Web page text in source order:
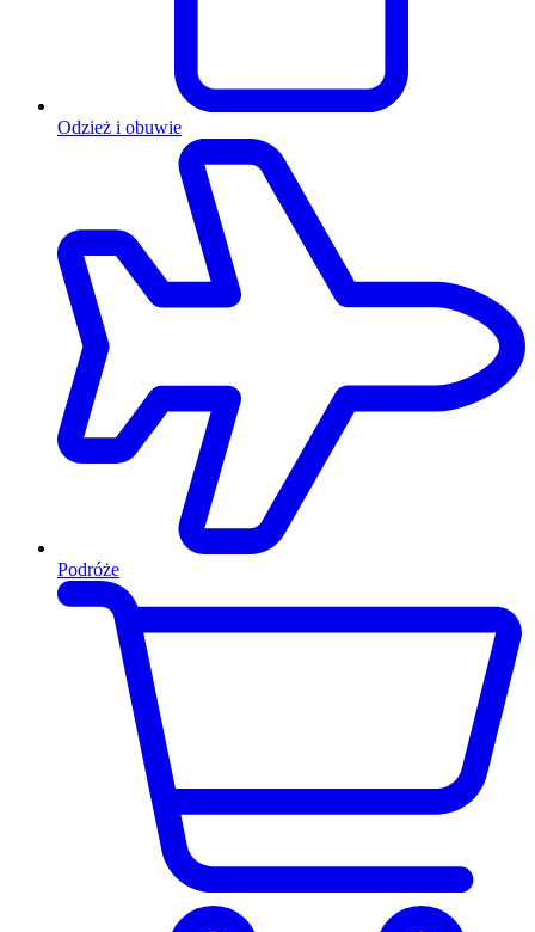
Odzież i obuwie
Podróże